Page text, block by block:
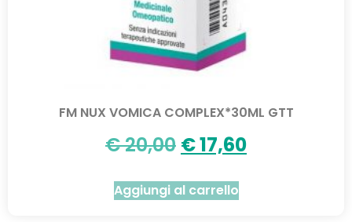
FM NUX VOMICA COMPLEX*30ML GTT
€20,00 €17,60
Aggiungi al carrello